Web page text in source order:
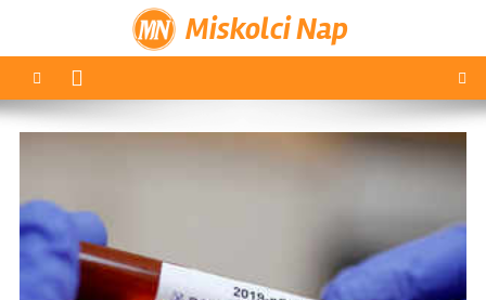
Miskolci Nap